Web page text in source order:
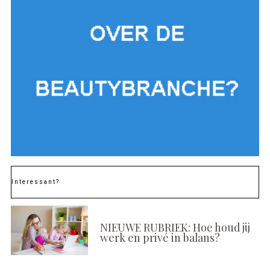
Interessant?
NIEUWE RUBRIEK: Hoe houd jij
werk en privé in balans?